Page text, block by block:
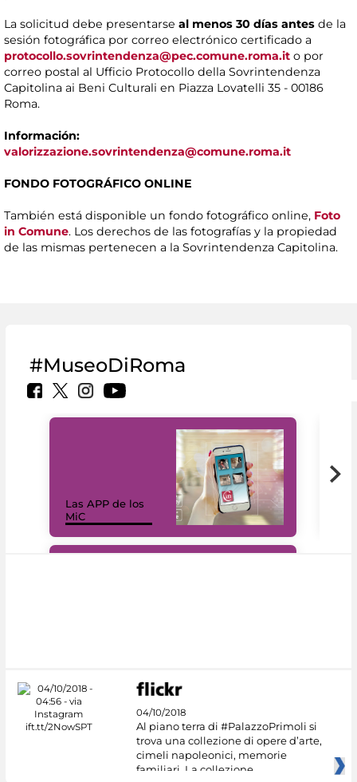
La solicitud debe presentarse al menos 30 días antes de la
sesión fotográfica por correo electrónico certificado a
protocollo.sovrintendenza@pec.comune.roma.it o por
correo postal al Ufficio Protocollo della Sovrintendenza
Capitolina ai Beni Culturali en Piazza Lovatelli 35 - 00186
Roma.
Información:
valorizzazione.sovrintendenza@comune.roma.it
FONDO FOTOGRÁFICO ONLINE
También está disponible un fondo fotográfico online, Foto
in Comune. Los derechos de las fotografías y la propiedad
de las mismas pertenecen a la Sovrintendenza Capitolina.
#MuseoDiRoma
Las APP de los
MiC
04/10/2018
Al piano terra di #PalazzoPrimoli si
trova una collezione di opere d’arte,
cimeli napoleonici, memorie
familiari. La collezione